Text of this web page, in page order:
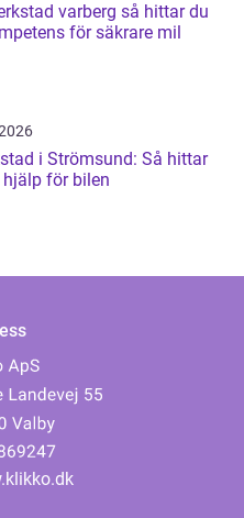
varberg så hittar du
för säkrare mil
i Strömsund: Så hittar
för bilen